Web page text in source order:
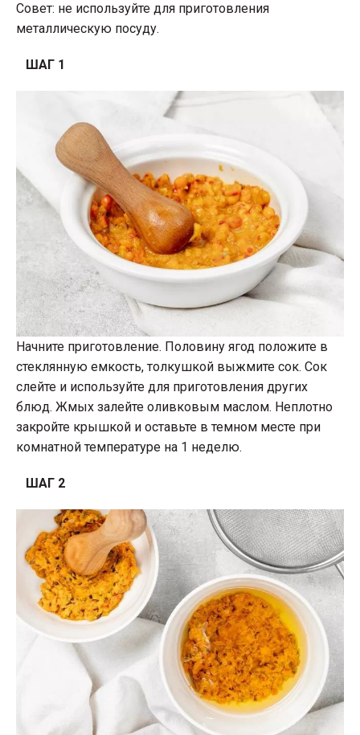
Совет: не используйте для приготовления
металлическую посуду.
ШАГ 1
Начните приготовление. Половину ягод положите в
стеклянную емкость, толкушкой выжмите сок. Сок
слейте и используйте для приготовления других
блюд. Жмых залейте оливковым маслом. Неплотно
закройте крышкой и оставьте в темном месте при
комнатной температуре на 1 неделю.
ШАГ 2